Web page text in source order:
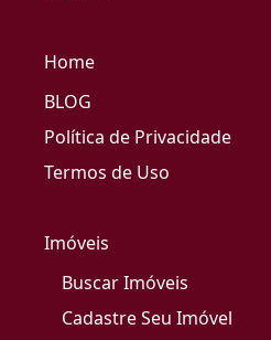
Home
BLOG
Política de Privacidade
Termos de Uso
Imóveis
Buscar Imóveis
Cadastre Seu Imóvel